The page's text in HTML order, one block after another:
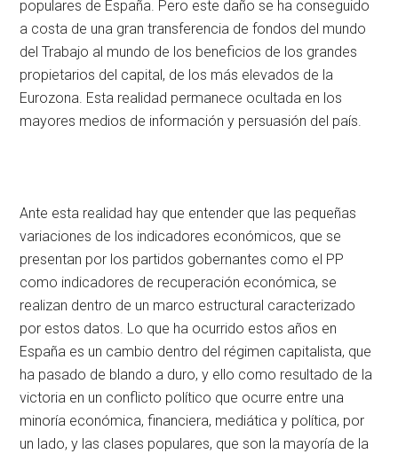
populares de España. Pero este daño se ha conseguido
a costa de una gran transferencia de fondos del mundo
del Trabajo al mundo de los beneficios de los grandes
propietarios del capital, de los más elevados de la
Eurozona. Esta realidad permanece ocultada en los
mayores medios de información y persuasión del país.
Ante esta realidad hay que entender que las pequeñas
variaciones de los indicadores económicos, que se
presentan por los partidos gobernantes como el PP
como indicadores de recuperación económica, se
realizan dentro de un marco estructural caracterizado
por estos datos. Lo que ha ocurrido estos años en
España es un cambio dentro del régimen capitalista, que
ha pasado de blando a duro, y ello como resultado de la
victoria en un conflicto político que ocurre entre una
minoría económica, financiera, mediática y política, por
un lado, y las clases populares, que son la mayoría de la